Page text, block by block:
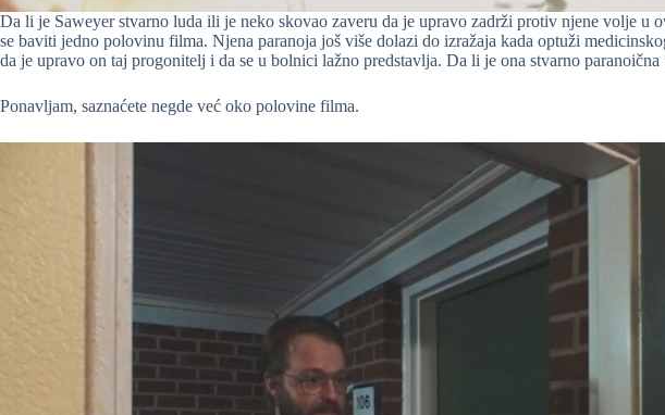
Da li je Saweyer stvarno luda ili je neko skovao zaveru da je upravo zadrži protiv njene volje u
se baviti jedno polovinu filma. Njena paranoja još više dolazi do izražaja kada optuži
da je upravo on taj progonitelj i da se u bolnici lažno predstavlja. Da li je ona stvarno paranoična
Ponavljam, saznaćete negde već oko polovine filma.